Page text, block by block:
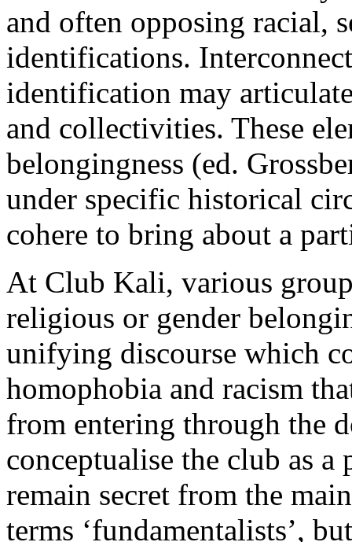
and often opposing racial,
identifications.
identification may
and collectivities. These
belongingness (ed.
under specific historical
cohere to bring about a
At Club Kali, various
religious or gender
unifying discourse which
homophobia and racism
from entering through the
conceptualise the club as
remain secret from the
terms ‘fundamentalists’,